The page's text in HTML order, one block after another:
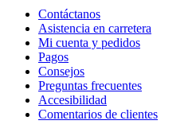
Contáctanos
Asistencia en carretera
Mi cuenta y pedidos
Pagos
Consejos
Preguntas frecuentes
Accesibilidad
Comentarios de clientes